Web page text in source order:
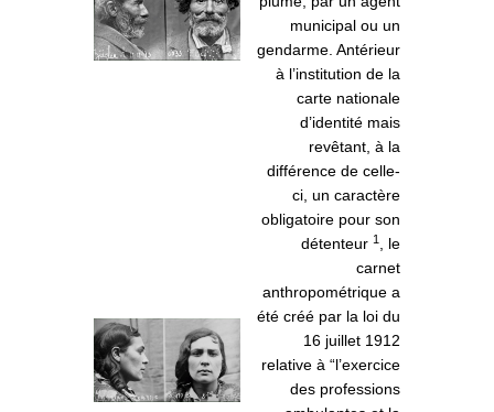
municipal ou un
gendarme. Antérieur
à l’institution de la
carte nationale
d’identité mais
revêtant, à la
différence de celle-
ci, un caractère
obligatoire pour son
détenteur 1 , le
carnet
anthropométrique a
été créé par la loi du
16 juillet 1912
relative à “l’exercice
des professions